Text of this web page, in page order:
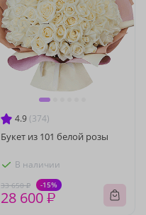
4.9 (374)
Букет из 101 белой розы
В наличии
33 650 ₽ -15%
28 600 ₽